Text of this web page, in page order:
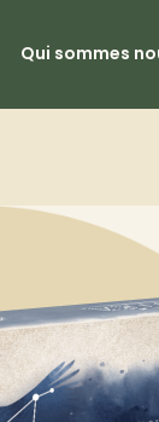
Qui sommes